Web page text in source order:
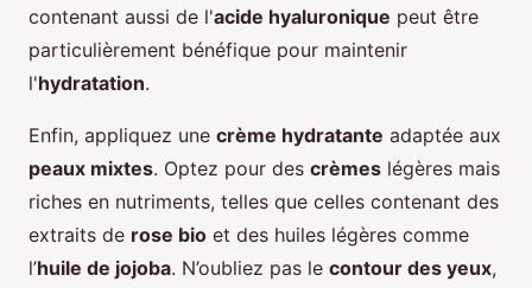
contenant aussi de l'acide hyaluronique peut être
particulièrement bénéfique pour maintenir
l'hydratation.
Enfin, appliquez une crème hydratante adaptée aux
peaux mixtes. Optez pour des crèmes légères mais
riches en nutriments, telles que celles contenant des
extraits de rose bio et des huiles légères comme
l’huile de jojoba. N’oubliez pas le contour des yeux,